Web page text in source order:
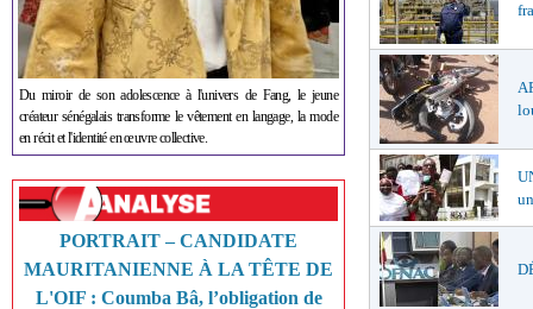
Du miroir de son adolescence à l'univers de Fang, le jeune
créateur sénégalais transforme le vêtement en langage, la mode
en récit et l'identité en œuvre collective.
PORTRAIT – CANDIDATE
MAURITANIENNE À LA TÊTE DE
L'OIF : Coumba Bâ, l’obligation de